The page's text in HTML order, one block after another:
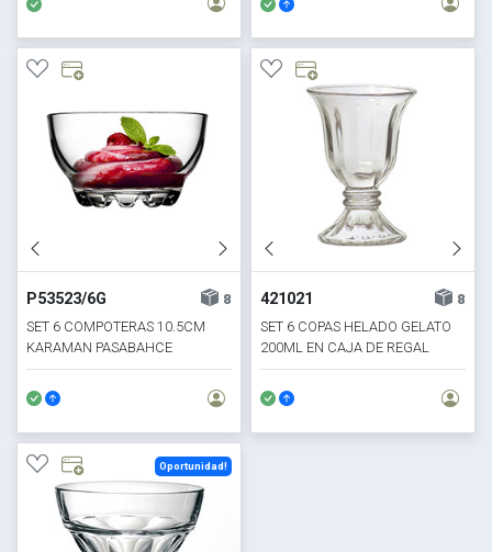
P53523/6G
8
SET 6 COMPOTERAS 10.5CM
KARAMAN PASABAHCE
421021
8
SET 6 COPAS HELADO GELATO
200ML EN CAJA DE REGAL
Oportunidad!